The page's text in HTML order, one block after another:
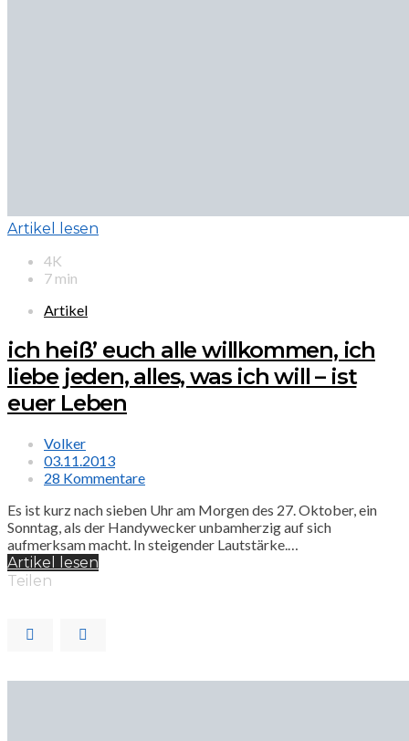
Artikel lesen
4K
7 min
Artikel
ich heiß’ euch alle willkommen, ich
liebe jeden, alles, was ich will – ist
euer Leben
Volker
03.11.2013
28 Kommentare
Es ist kurz nach sieben Uhr am Morgen des 27. Oktober, ein
Sonntag, als der Handywecker unbamherzig auf sich
aufmerksam macht. In steigender Lautstärke.…
Artikel lesen
Teilen